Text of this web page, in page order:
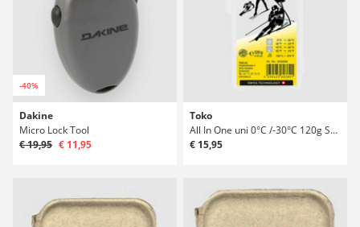
-40%
Dakine
Micro Lock Tool
€ 19,95 € 11,95
Toko
All In One uni 0°C /-30°C 120g Surfwachs
€ 15,95